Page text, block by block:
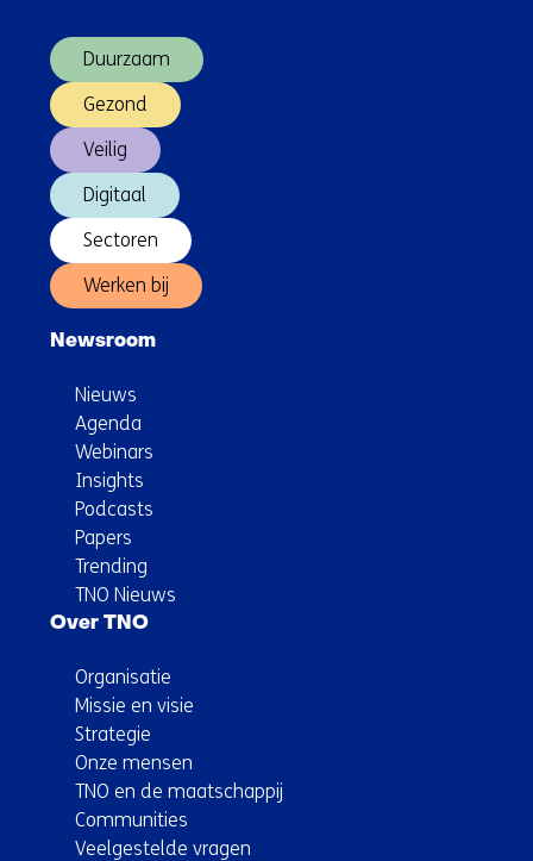
Duurzaam
Gezond
Veilig
Digitaal
Sectoren
Werken bij
Newsroom
Nieuws
Agenda
Webinars
Insights
Podcasts
Papers
Trending
TNO Nieuws
Over TNO
Organisatie
Missie en visie
Strategie
Onze mensen
TNO en de maatschappij
Communities
Veelgestelde vragen